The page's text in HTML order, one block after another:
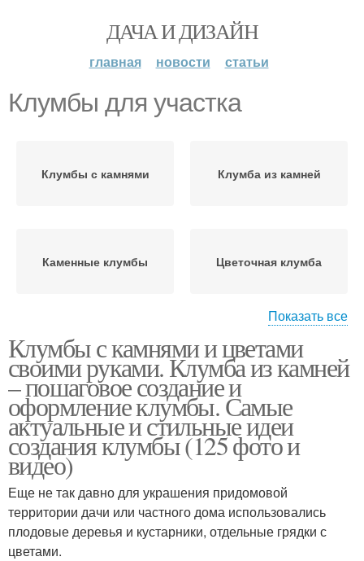
ДАЧА И ДИЗАЙН
главная новости статьи
Клумбы для участка
Клумбы с камнями Клумба из камней
Каменные клумбы Цветочная клумба
Клумба с камнями Клумбы из камней
Простая клумба
Клумба из больших
камней
Клумбы с фото
Материал для каменной
клумбы
Показать все
Клумбы с камнями и цветами
своими руками. Клумба из камней
– пошаговое создание и
оформление клумбы. Самые
актуальные и стильные идеи
создания клумбы (125 фото и
видео)
Еще не так давно для украшения придомовой
территории дачи или частного дома использовались
плодовые деревья и кустарники, отдельные грядки с
цветами.